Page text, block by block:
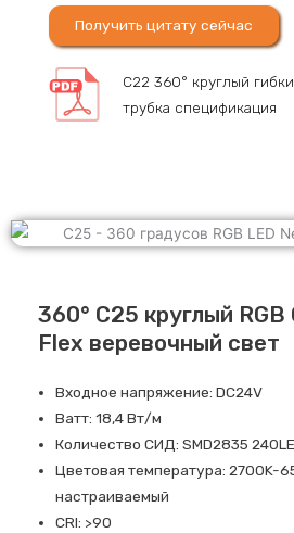
Получить цитату сейчас
C22 360° круглый
трубка спецификация
360° C25 круглый
Flex веревочный свет
Входное напряжение: DC24V
Ватт: 18,4 Вт/м
Количество СИД: SMD2835
Цветовая температура: 2700K-
настраиваемый
CRI: >90